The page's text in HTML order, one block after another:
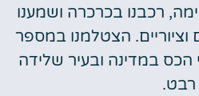
רכבנו בכרכרה ושמענו
הצטלמנו במספר
הכס במדינה ובעיר שלידה
רבט.